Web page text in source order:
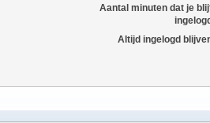
Aantal minuten dat je
Altijd ingelogd